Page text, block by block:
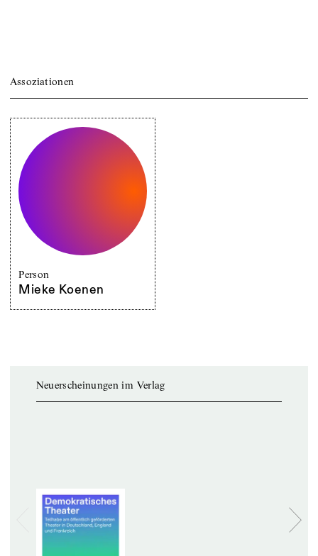
Assoziationen
Person
Mieke Koenen
Neuerscheinungen im Verlag